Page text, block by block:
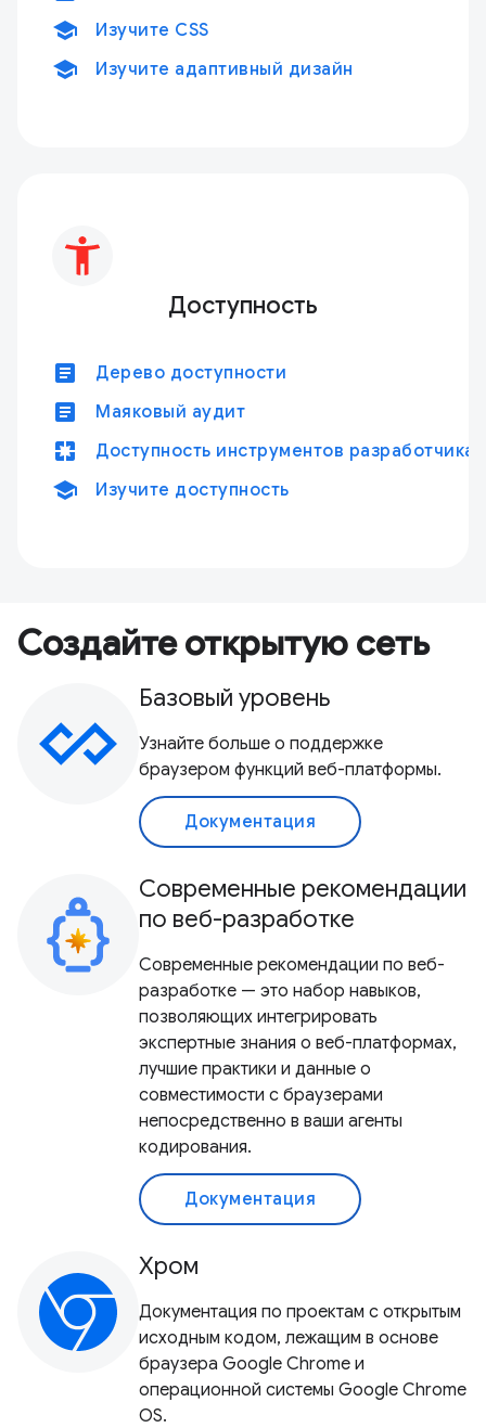
school Изучите CSS
school Изучите адаптивный дизайн
Доступность
article Дерево доступности
article Маяковый аудит
pages Доступность инструментов разработчика
school Изучите доступность
Создайте открытую сеть
Базовый уровень
Узнайте больше о поддержке
браузером функций веб-платформы.
Документация
Современные рекомендации
по веб-разработке
Современные рекомендации по веб-
разработке — это набор навыков,
позволяющих интегрировать
экспертные знания о веб-платформах,
лучшие практики и данные о
совместимости с браузерами
непосредственно в ваши агенты
кодирования.
Документация
Хром
Документация по проектам с открытым
исходным кодом, лежащим в основе
браузера Google Chrome и
операционной системы Google Chrome
OS.